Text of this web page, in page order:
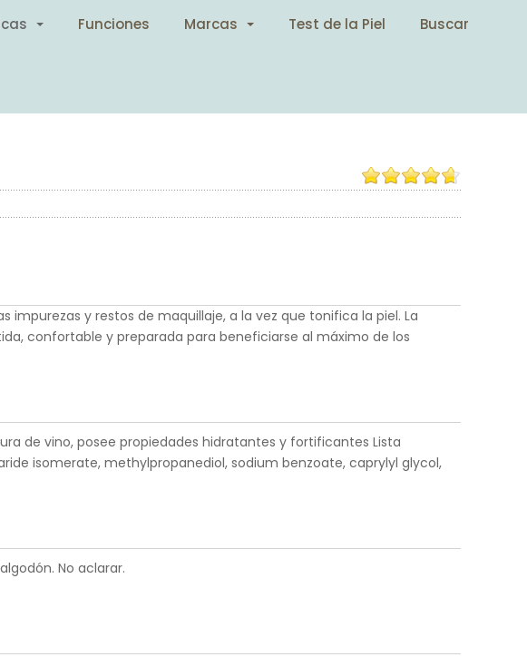
Funciones Marcas Test de la Piel
Buscar
y restos de maquillaje, a la vez que tonifica la piel. La
confortable y preparada para beneficiarse al máximo de los
de vino, posee propiedades hidratantes y fortificantes Lista
isomerate, methylpropanediol, sodium benzoate, caprylyl glycol,
No aclarar.